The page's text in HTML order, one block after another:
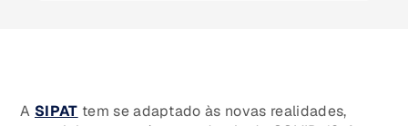
A SIPAT tem se adaptado às novas realidades,